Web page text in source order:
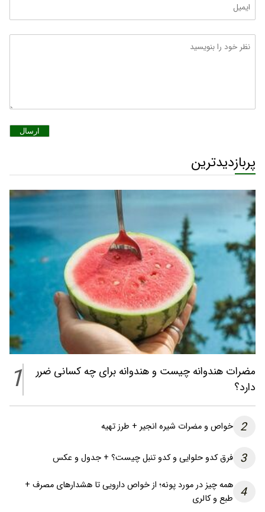
ارسال
پربازدیدترین
مضرات هندوانه چیست و هندوانه برای چه کسانی ضرر
دارد؟
1
2 خواص و مضرات شیره انجیر + طرز تهیه
3 فرق کدو حلوایی و کدو تنبل چیست؟ + جدول و عکس
4 همه چیز در مورد پونه؛ از خواص دارویی تا هشدارهای مصرف +
طبع و کالری